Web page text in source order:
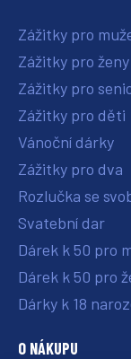
Zážitky pro
Zážitky pro ženy
Zážitky pro
Zážitky pro děti
Vánoční dárky
Zážitky pro dva
Rozlučka se
Svatební dar
Dárek k 50 pro
Dárek k 50 pro
Dárky k 18
O NÁKUPU